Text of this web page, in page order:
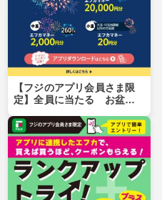
【フジのアプリ会員さま限
定】全員に当たる お盆玉